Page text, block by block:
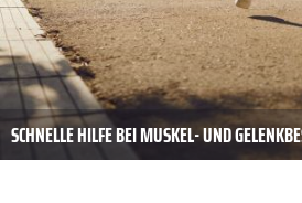
SCHNELLE HILFE BEI MUSKEL- UND